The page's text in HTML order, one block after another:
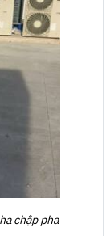
chập pha